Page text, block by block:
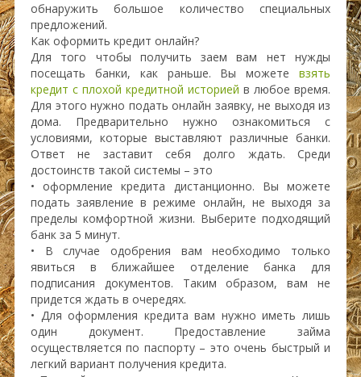
обнаружить большое количество специальных
предложений.
Как оформить кредит онлайн?
Для того чтобы получить заем вам нет нужды
посещать банки, как раньше. Вы можете взять
кредит с плохой кредитной историей в любое время.
Для этого нужно подать онлайн заявку, не выходя из
дома. Предварительно нужно ознакомиться с
условиями, которые выставляют различные банки.
Ответ не заставит себя долго ждать. Среди
достоинств такой системы – это
• оформление кредита дистанционно. Вы можете
подать заявление в режиме онлайн, не выходя за
пределы комфортной жизни. Выберите подходящий
банк за 5 минут.
• В случае одобрения вам необходимо только
явиться в ближайшее отделение банка для
подписания документов. Таким образом, вам не
придется ждать в очередях.
• Для оформления кредита вам нужно иметь лишь
один документ. Предоставление займа
осуществляется по паспорту – это очень быстрый и
легкий вариант получения кредита.